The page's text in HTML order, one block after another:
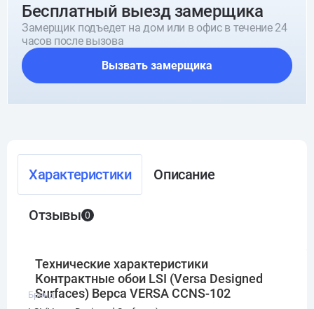
Бесплатный выезд замерщика
Замерщик подъедет на дом или в офис в течение 24
часов после вызова
Вызвать замерщика
Характеристики Описание
Отзывы 0
Технические характеристики
Контрактные обои LSI (Versa Designed
Surfaces) Верса VERSA CCNS-102
Бренд